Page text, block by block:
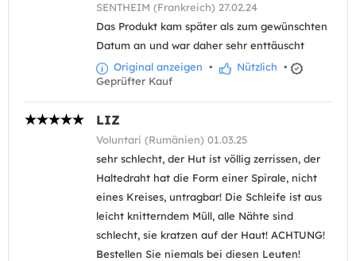
SENTHEIM (Frankreich) 27.02.24
Das Produkt kam später als zum gewünschten
Datum an und war daher sehr enttäuscht
Original anzeigen • Nützlich •
Geprüfter Kauf
LIZ
Voluntari (Rumänien) 01.03.25
sehr schlecht, der Hut ist völlig zerrissen, der
Haltedraht hat die Form einer Spirale, nicht
eines Kreises, untragbar! Die Schleife ist aus
leicht knitterndem Müll, alle Nähte sind
schlecht, sie kratzen auf der Haut! ACHTUNG!
Bestellen Sie niemals bei diesen Leuten!